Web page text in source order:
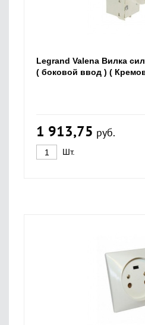
Legrand Valena Вилка
( боковой ввод ) (
1 913,75 руб.
Шт.